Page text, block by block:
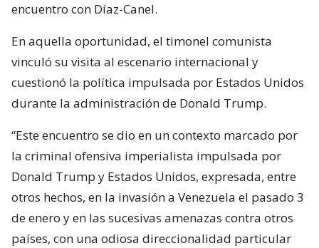
encuentro con Díaz-Canel.
En aquella oportunidad, el timonel comunista
vinculó su visita al escenario internacional y
cuestionó la política impulsada por Estados Unidos
durante la administración de Donald Trump.
“Este encuentro se dio en un contexto marcado por
la criminal ofensiva imperialista impulsada por
Donald Trump y Estados Unidos, expresada, entre
otros hechos, en la invasión a Venezuela el pasado 3
de enero y en las sucesivas amenazas contra otros
países, con una odiosa direccionalidad particular